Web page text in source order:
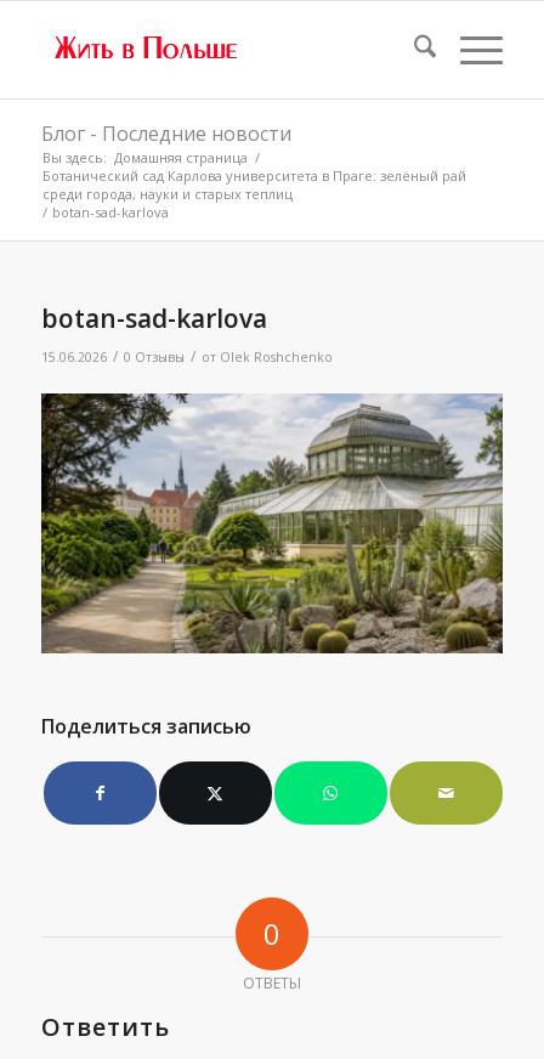
Блог - Последние новости
Вы здесь: Домашняя страница /
Ботанический сад Карлова университета в Праге: зелёный рай
среди города, науки и старых теплиц
/ botan-sad-karlova
botan-sad-karlova
15.06.2026 / 0 Отзывы / от Olek Roshchenko
Поделиться записью
0
ОТВЕТЫ
Ответить